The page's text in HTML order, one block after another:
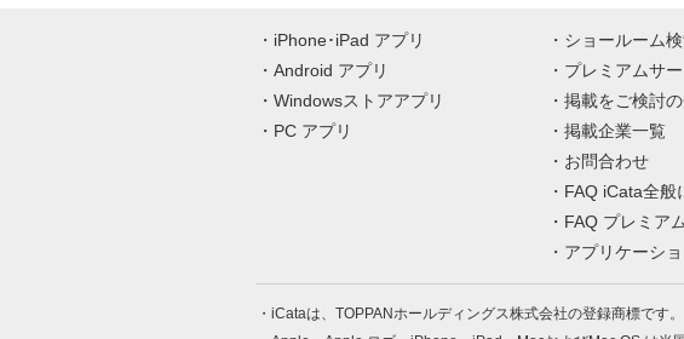
iPhone･iPad アプリ
Android アプリ
Windowsストアアプリ
PC アプリ
ショールーム
プレミアムサ
掲載をご検討
掲載企業一覧
お問合わせ
FAQ iCata全般
FAQ プレミア
アプリケーシ
iCataは、TOPPANホールディングス株式会社の登録商標です。